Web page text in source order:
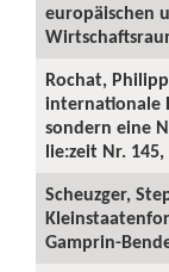
europäischen
Rochat,
internationale
sondern eine
lie:zeit Nr.
Scheuzger,
Gamprin-